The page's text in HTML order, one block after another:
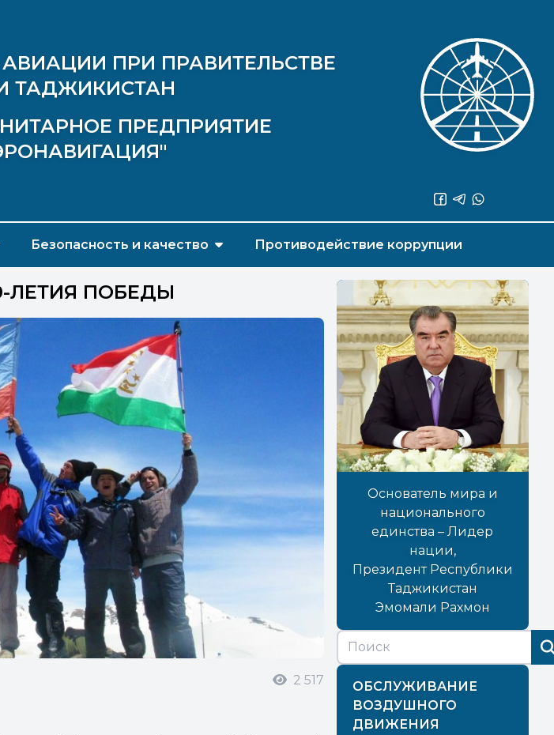
ПРИ ПРАВИТЕЛЬСТВЕ
ТАДЖИКИСТАН
ПРЕДПРИЯТИЕ
Безопасность и качество Противодействие коррупции
ЛЕТИЯ ПОБЕДЫ
2 517
Основатель мира и
национального
единства – Лидер
нации,
Президент Республики
Таджикистан
Эмомали Рахмон
ОБСЛУЖИВАНИЕ
ВОЗДУШНОГО
ДВИЖЕНИЯ